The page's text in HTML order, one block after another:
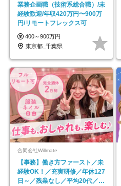
業務企画職（技術系総合職）/未
経験歓迎/年収420万円〜900万
円/リモートフレックス可
400～900万円
東京都_千葉県
合同会社Willmate
【事務】働き方ファースト／未
経験OK！／充実研修／年休127
日～／残業なし／平均20代／リ